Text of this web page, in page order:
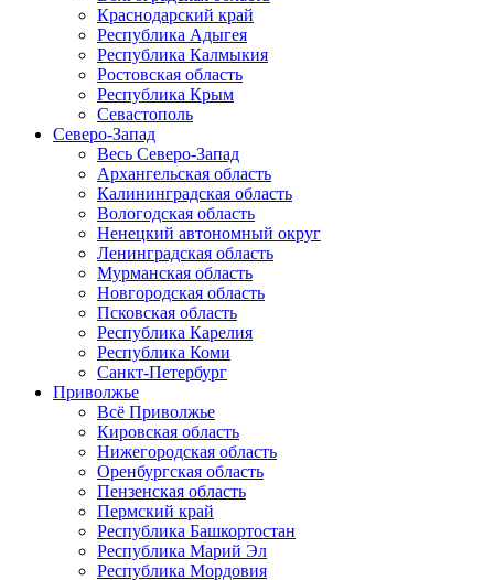
Краснодарский край
Республика Адыгея
Республика Калмыкия
Ростовская область
Республика Крым
Севастополь
Северо-Запад
Весь Северо-Запад
Архангельская область
Калининградская область
Вологодская область
Ненецкий автономный округ
Ленинградская область
Мурманская область
Новгородская область
Псковская область
Республика Карелия
Республика Коми
Санкт-Петербург
Приволжье
Всё Приволжье
Кировская область
Нижегородская область
Оренбургская область
Пензенская область
Пермский край
Республика Башкортостан
Республика Марий Эл
Республика Мордовия